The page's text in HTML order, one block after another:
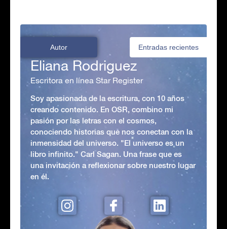
Autor Entradas recientes
Eliana Rodriguez
Escritora en línea Star Register
Soy apasionada de la escritura, con 10 años
creando contenido. En OSR, combino mi
pasión por las letras con el cosmos,
conociendo historias que nos conectan con la
inmensidad del universo. "El universo es un
libro infinito." Carl Sagan. Una frase que es
una invitación a reflexionar sobre nuestro lugar
en él.